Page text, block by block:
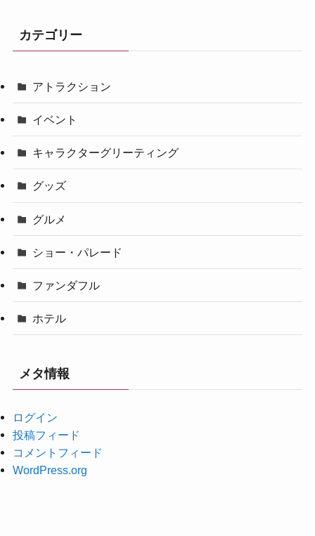
カテゴリー
アトラクション
イベント
キャラクターグリーティング
グッズ
グルメ
ショー・パレード
ファンダフル
ホテル
メタ情報
ログイン
投稿フィード
コメントフィード
WordPress.org